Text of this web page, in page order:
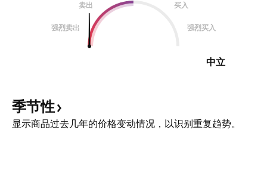
卖出
买入
强烈卖出 强烈买入
中立
季节性
显示商品过去几年的价格变动情况，以识别重复趋势。